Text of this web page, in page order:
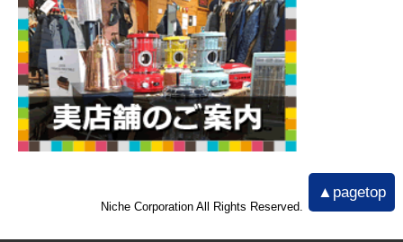
▲pagetop
Niche Corporation All Rights Reserved.